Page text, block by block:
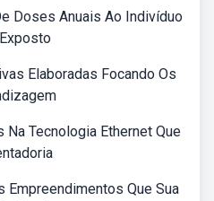
Doses Anuais Ao Indivíduo
Elaboradas Focando Os
Na Tecnologia Ethernet Que
Empreendimentos Que Sua